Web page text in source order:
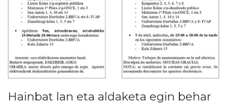
Hainbat lan eta aldaketa egin behar